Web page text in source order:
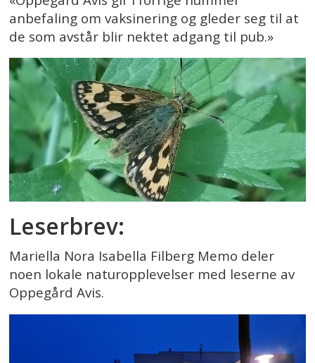
anbefaling om vaksinering og gleder seg til at
de som avstår blir nektet adgang til pub.»
Leserbrev:
Mariella Nora Isabella Filberg Memo deler
noen lokale naturopplevelser med leserne av
Oppegård Avis.